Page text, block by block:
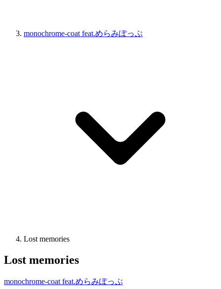
monochrome-coat feat.めらみぽっぷ
Lost memories
Lost memories
monochrome-coat feat.めらみぽっぷ